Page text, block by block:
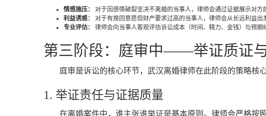
情感施压：
对于因感情破裂坚决不离婚的当事人，律师会通过证据展示对
利益诱惑：
对于有挽回意愿但财产要求过高的当事人，律师会从长远利益
专业评估：
律师会向当事人客观评估诉讼成本（时间、精力、金钱）与预期
第三阶段：庭审中——举证质证
庭审是诉讼的核心环节，武汉离婚律师在此阶段的策略核心
1. 举证责任与证据质量
在离婚案件中，谁主张谁举证是基本原则。律师会严格按